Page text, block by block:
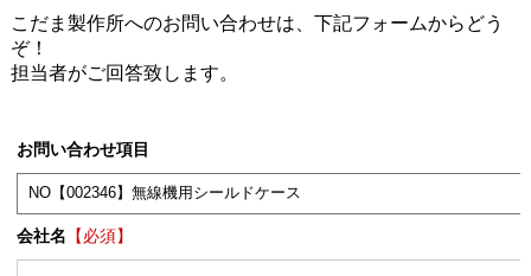
こだま製作所へのお問い合わせは、下記フォームからどう
ぞ！
担当者がご回答致します。
お問い合わせ項目
会社名 【必須】